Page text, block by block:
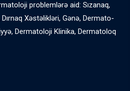
problemlərə aid: Sızanaq,
Xəstəlikləri, Gənə, Dermato-
Dermatoloji Klinika, Dermatoloq